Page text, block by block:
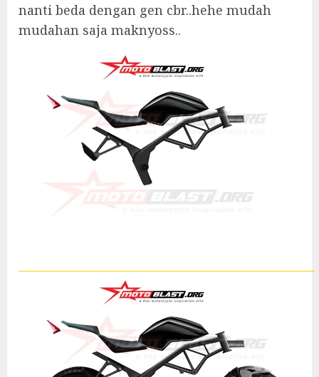
nanti beda dengan gen cbr..hehe mudah
mudahan saja maknyoss..